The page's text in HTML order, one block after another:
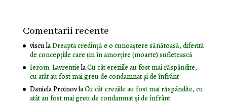
Comentarii recente
visculaDreapta credință e o cunoaștere sănătoasă, diferită
de concepțiile care țin în amorțire (moarte) sufletească
Ierom. LavrentielaCu cât ereziile au fost mai răspândite,
cu atât au fost mai greu de condamnat și de înfrânt
Daniela ProinovlaCu cât ereziile au fost mai răspândite, cu
atât au fost mai greu de condamnat și de înfrânt